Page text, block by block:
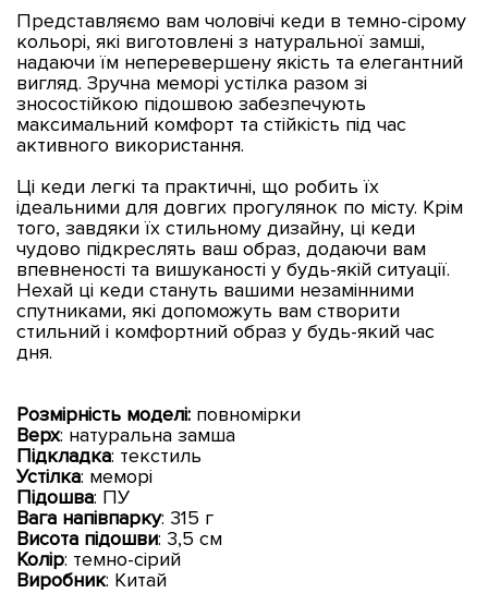
Представляємо вам чоловічі кеди в темно-сірому
кольорі, які виготовлені з натуральної замші,
надаючи їм неперевершену якість та елегантний
вигляд. Зручна меморі устілка разом зі
зносостійкою підошвою забезпечують
максимальний комфорт та стійкість під час
активного використання.
Ці кеди легкі та практичні, що робить їх
ідеальними для довгих прогулянок по місту. Крім
того, завдяки їх стильному дизайну, ці кеди
чудово підкреслять ваш образ, додаючи вам
впевненості та вишуканості у будь-якій ситуації.
Нехай ці кеди стануть вашими незамінними
спутниками, які допоможуть вам створити
стильний і комфортний образ у будь-який час
дня.
Розмірність моделі: повномірки
Верх: натуральна замша
Підкладка: текстиль
Устілка: меморі
Підошва: ПУ
Вага напівпарку: 315 г
Висота підошви: 3,5 см
Колір: темно-сірий
Виробник: Китай